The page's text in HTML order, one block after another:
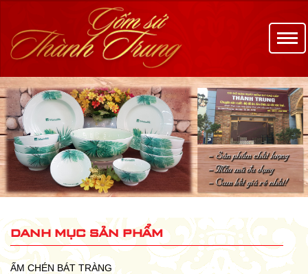
danh mục sản phẩm
ẤM CHÉN BÁT TRÀNG